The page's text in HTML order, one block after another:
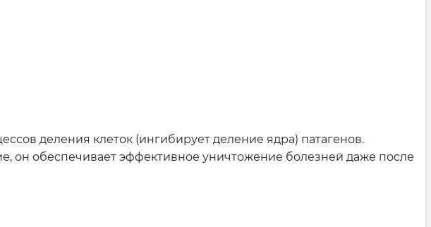
деления клеток (ингибирует деление ядра) патагенов.
он обеспечивает эффективное уничтожение болезней даже после